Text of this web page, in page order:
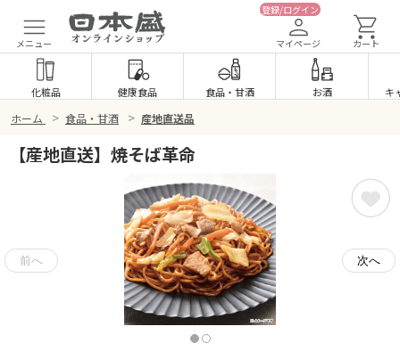
メニュー
登録/ログイン
マイページ カート
化粧品 健康食品 食品・ 甘酒 お酒 キ
ホーム > 食品・甘酒 > 産地直送品
【産地直送】焼そば革命